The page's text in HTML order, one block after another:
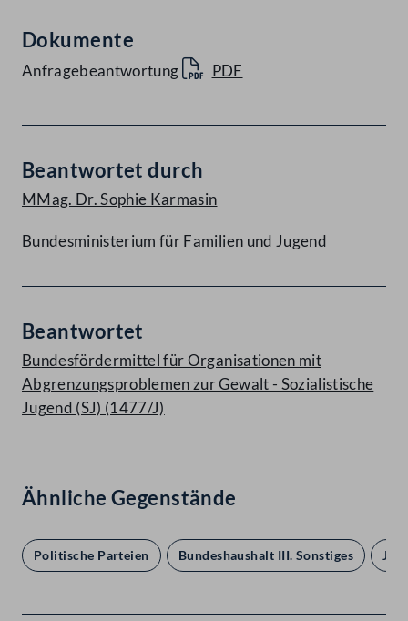
Dokumente
Anfragebeantwortung PDF
Beantwortet durch
MMag. Dr. Sophie Karmasin
Bundesministerium für Familien und Jugend
Beantwortet
Bundesfördermittel für Organisationen mit
Abgrenzungsproblemen zur Gewalt - Sozialistische
Jugend (SJ) (1477/J)
Ähnliche Gegenstände
Politische Parteien Bundeshaushalt III. Sonstiges